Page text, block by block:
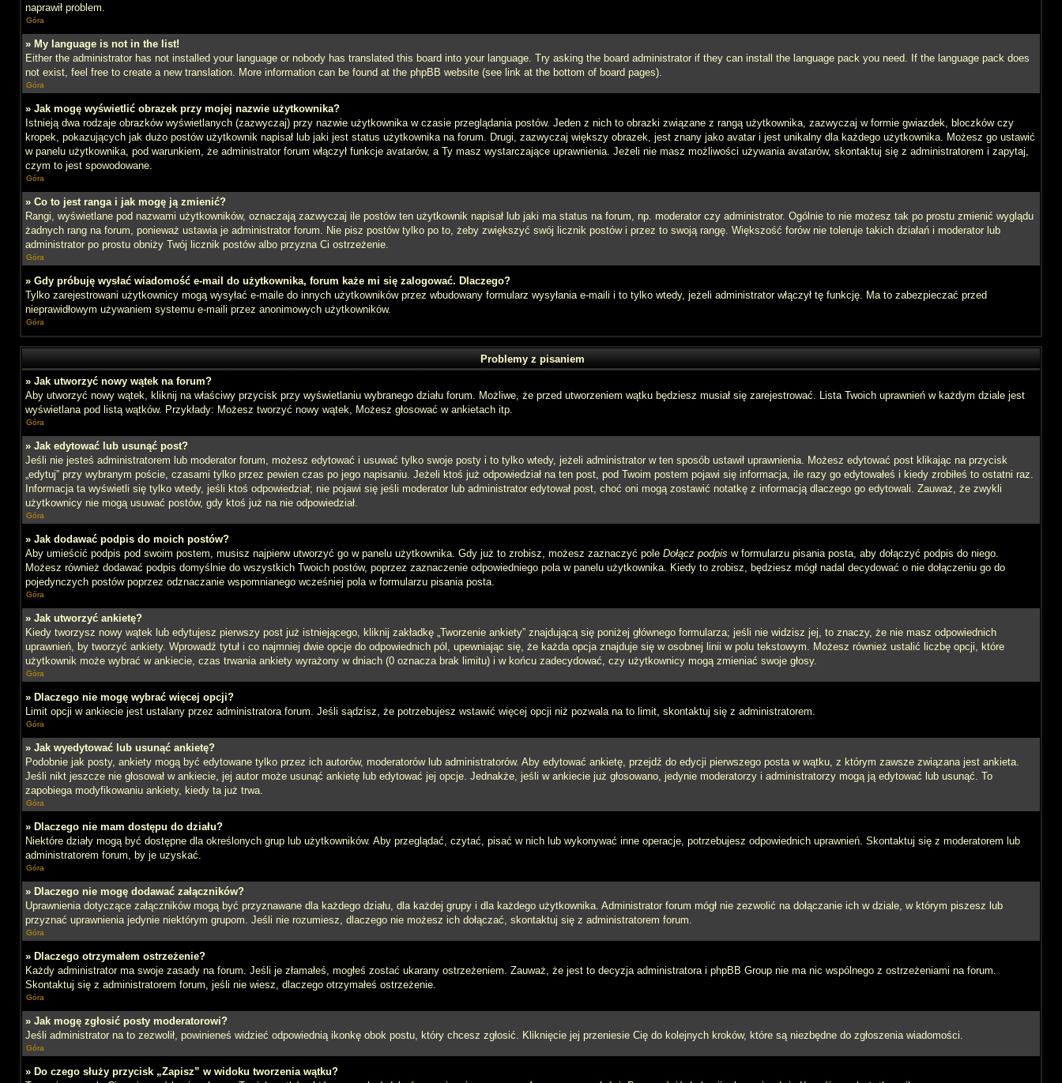
naprawił problem.
Góra
» My language is not in the list!
Either the administrator has not installed your language or nobody has translated this board into your language. Try asking the board administrator if they can install the language pack you need. If the language pack does
not exist, feel free to create a new translation. More information can be found at the phpBB website (see link at the bottom of board pages).
Góra
» Jak mogę wyświetlić obrazek przy mojej nazwie użytkownika?
Istnieją dwa rodzaje obrazków wyświetlanych (zazwyczaj) przy nazwie użytkownika w czasie przeglądania postów. Jeden z nich to obrazki związane z rangą użytkownika, zazwyczaj w formie gwiazdek, bloczków czy
kropek, pokazujących jak dużo postów użytkownik napisał lub jaki jest status użytkownika na forum. Drugi, zazwyczaj większy obrazek, jest znany jako avatar i jest unikalny dla każdego użytkownika. Możesz go ustawić
w panelu użytkownika, pod warunkiem, że administrator forum włączył funkcje avatarów, a Ty masz wystarczające uprawnienia. Jeżeli nie masz możliwości używania avatarów, skontaktuj się z administratorem i zapytaj,
czym to jest spowodowane.
Góra
» Co to jest ranga i jak mogę ją zmienić?
Rangi, wyświetlane pod nazwami użytkowników, oznaczają zazwyczaj ile postów ten użytkownik napisał lub jaki ma status na forum, np. moderator czy administrator. Ogólnie to nie możesz tak po prostu zmienić wyglądu
żadnych rang na forum, ponieważ ustawia je administrator forum. Nie pisz postów tylko po to, żeby zwiększyć swój licznik postów i przez to swoją rangę. Większość forów nie toleruje takich działań i moderator lub
administrator po prostu obniży Twój licznik postów albo przyzna Ci ostrzeżenie.
Góra
» Gdy próbuję wysłać wiadomość e-mail do użytkownika, forum każe mi się zalogować. Dlaczego?
Tylko zarejestrowani użytkownicy mogą wysyłać e-maile do innych użytkowników przez wbudowany formularz wysyłania e-maili i to tylko wtedy, jeżeli administrator włączył tę funkcję. Ma to zabezpieczać przed
nieprawidłowym używaniem systemu e-maili przez anonimowych użytkowników.
Góra
Problemy z pisaniem
» Jak utworzyć nowy wątek na forum?
Aby utworzyć nowy wątek, kliknij na właściwy przycisk przy wyświetlaniu wybranego działu forum. Możliwe, że przed utworzeniem wątku będziesz musiał się zarejestrować. Lista Twoich uprawnień w każdym dziale jest
wyświetlana pod listą wątków. Przykłady: Możesz tworzyć nowy wątek, Możesz głosować w ankietach itp.
Góra
» Jak edytować lub usunąć post?
Jeśli nie jesteś administratorem lub moderator forum, możesz edytować i usuwać tylko swoje posty i to tylko wtedy, jeżeli administrator w ten sposób ustawił uprawnienia. Możesz edytować post klikając na przycisk
„edytuj” przy wybranym poście, czasami tylko przez pewien czas po jego napisaniu. Jeżeli ktoś już odpowiedział na ten post, pod Twoim postem pojawi się informacja, ile razy go edytowałeś i kiedy zrobiłeś to ostatni raz.
Informacja ta wyświetli się tylko wtedy, jeśli ktoś odpowiedział; nie pojawi się jeśli moderator lub administrator edytował post, choć oni mogą zostawić notatkę z informacją dlaczego go edytowali. Zauważ, że zwykli
użytkownicy nie mogą usuwać postów, gdy ktoś już na nie odpowiedział.
Góra
» Jak dodawać podpis do moich postów?
Aby umieścić podpis pod swoim postem, musisz najpierw utworzyć go w panelu użytkownika. Gdy już to zrobisz, możesz zaznaczyć pole Dołącz podpis w formularzu pisania posta, aby dołączyć podpis do niego.
Możesz również dodawać podpis domyślnie do wszystkich Twoich postów, poprzez zaznaczenie odpowiedniego pola w panelu użytkownika. Kiedy to zrobisz, będziesz mógł nadal decydować o nie dołączeniu go do
pojedynczych postów poprzez odznaczanie wspomnianego wcześniej pola w formularzu pisania posta.
Góra
» Jak utworzyć ankietę?
Kiedy tworzysz nowy wątek lub edytujesz pierwszy post już istniejącego, kliknij zakładkę „Tworzenie ankiety” znajdującą się poniżej głównego formularza; jeśli nie widzisz jej, to znaczy, że nie masz odpowiednich
uprawnień, by tworzyć ankiety. Wprowadź tytuł i co najmniej dwie opcje do odpowiednich pól, upewniając się, że każda opcja znajduje się w osobnej linii w polu tekstowym. Możesz również ustalić liczbę opcji, które
użytkownik może wybrać w ankiecie, czas trwania ankiety wyrażony w dniach (0 oznacza brak limitu) i w końcu zadecydować, czy użytkownicy mogą zmieniać swoje głosy.
Góra
» Dlaczego nie mogę wybrać więcej opcji?
Limit opcji w ankiecie jest ustalany przez administratora forum. Jeśli sądzisz, że potrzebujesz wstawić więcej opcji niż pozwala na to limit, skontaktuj się z administratorem.
Góra
» Jak wyedytować lub usunąć ankietę?
Podobnie jak posty, ankiety mogą być edytowane tylko przez ich autorów, moderatorów lub administratorów. Aby edytować ankietę, przejdź do edycji pierwszego posta w wątku, z którym zawsze związana jest ankieta.
Jeśli nikt jeszcze nie głosował w ankiecie, jej autor może usunąć ankietę lub edytować jej opcje. Jednakże, jeśli w ankiecie już głosowano, jedynie moderatorzy i administratorzy mogą ją edytować lub usunąć. To
zapobiega modyfikowaniu ankiety, kiedy ta już trwa.
Góra
» Dlaczego nie mam dostępu do działu?
Niektóre działy mogą być dostępne dla określonych grup lub użytkowników. Aby przeglądać, czytać, pisać w nich lub wykonywać inne operacje, potrzebujesz odpowiednich uprawnień. Skontaktuj się z moderatorem lub
administratorem forum, by je uzyskać.
Góra
» Dlaczego nie mogę dodawać załączników?
Uprawnienia dotyczące załączników mogą być przyznawane dla każdego działu, dla każdej grupy i dla każdego użytkownika. Administrator forum mógł nie zezwolić na dołączanie ich w dziale, w którym piszesz lub
przyznać uprawnienia jedynie niektórym grupom. Jeśli nie rozumiesz, dlaczego nie możesz ich dołączać, skontaktuj się z administratorem forum.
Góra
» Dlaczego otrzymałem ostrzeżenie?
Każdy administrator ma swoje zasady na forum. Jeśli je złamałeś, mogłeś zostać ukarany ostrzeżeniem. Zauważ, że jest to decyzja administratora i phpBB Group nie ma nic wspólnego z ostrzeżeniami na forum.
Skontaktuj się z administratorem forum, jeśli nie wiesz, dlaczego otrzymałeś ostrzeżenie.
Góra
» Jak mogę zgłosić posty moderatorowi?
Jeśli administrator na to zezwolił, powinieneś widzieć odpowiednią ikonkę obok postu, który chcesz zgłosić. Kliknięcie jej przeniesie Cię do kolejnych kroków, które są niezbędne do zgłoszenia wiadomości.
Góra
» Do czego służy przycisk „Zapisz” w widoku tworzenia wątku?